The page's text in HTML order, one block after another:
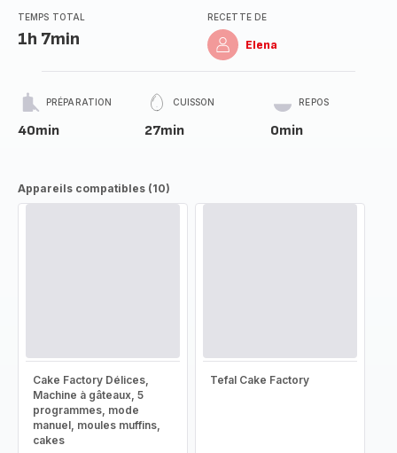
TEMPS TOTAL
1h 7min
RECETTE DE
Elena
PRÉPARATION
40min
CUISSON
27min
REPOS
0min
Appareils compatibles (10)
Cake Factory Délices,
Machine à gâteaux, 5
programmes, mode
manuel, moules muffins,
cakes
Tefal Cake Factory